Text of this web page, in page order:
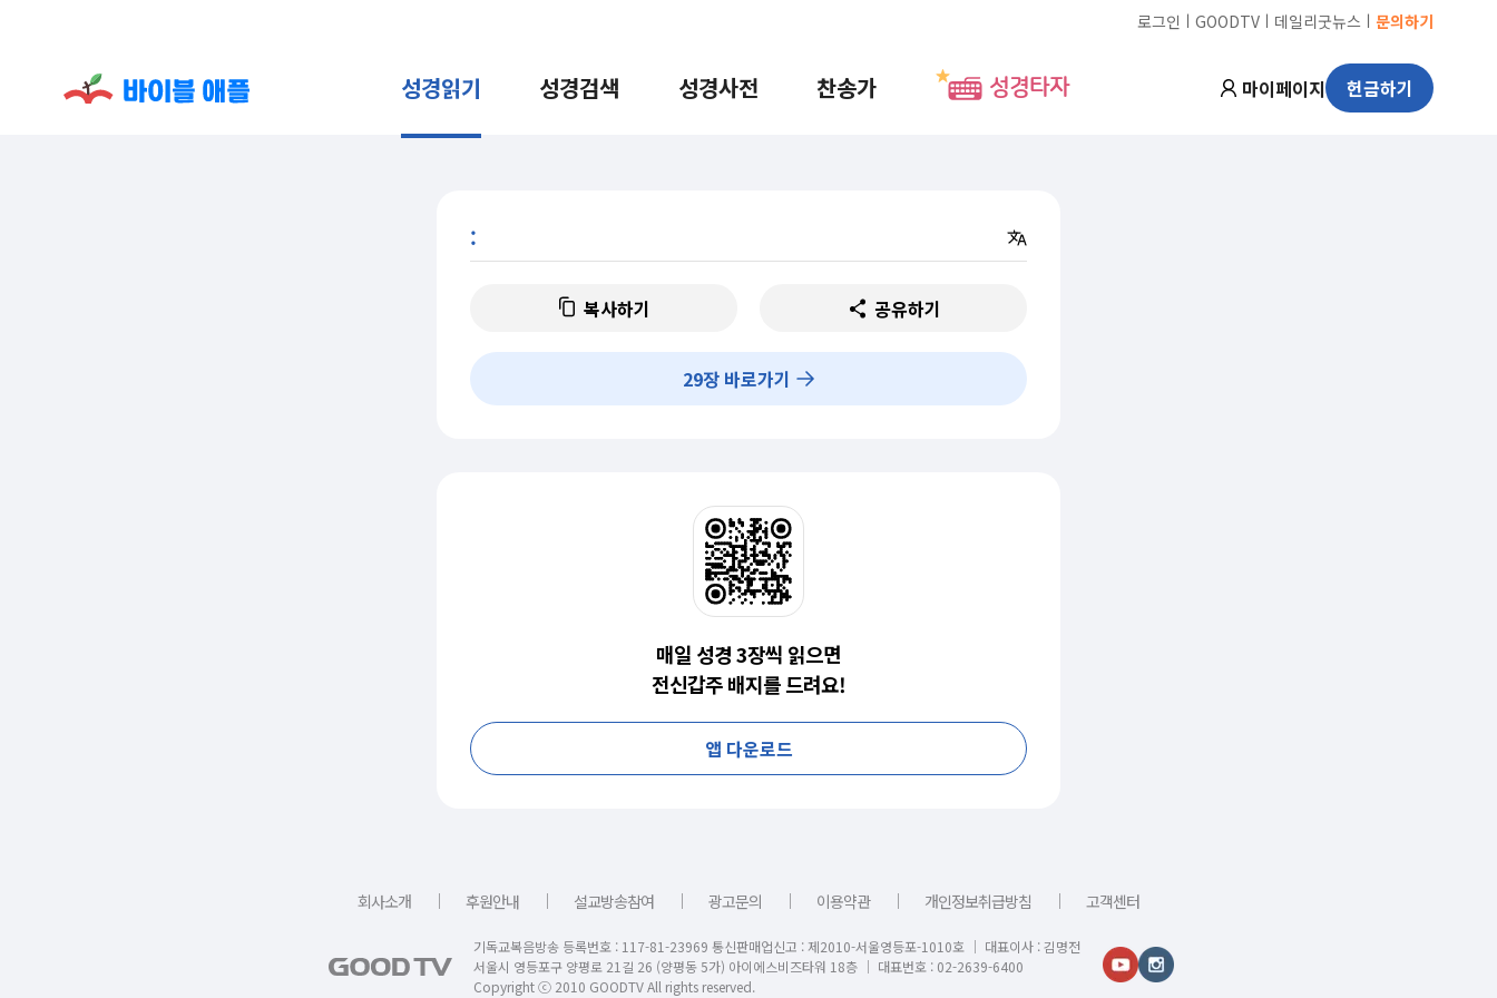
로그인 ㅣ GOODTV ㅣ 데일리굿뉴스 ㅣ 문의하기
성경읽기 성경검색 성경사전 찬송가 성경타자 마이페이지 헌금하기
:
복사하기 공유하기
29장 바로가기
매일 성경 3장씩 읽으면
전신갑주 배지를 드려요!
앱 다운로드
회사소개 ｜ 후원안내 ｜ 설교방송참여 ｜ 광고문의 ｜ 이용약관 ｜ 개인정보취급방침 ｜ 고객센터
기독교복음방송 등록번호 : 117-81-23969 통신판매업신고 : 제2010-서울영등포-1010호 │ 대표이사 : 김명전
서울시 영등포구 양평로 21길 26 (양평동 5가) 아이에스비즈타워 18층 │ 대표번호 : 02-2639-6400
Copyright ⓒ 2010 GOODTV All rights reserved.